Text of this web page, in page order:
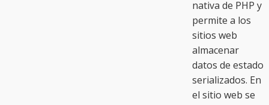
nativa de PHP y
permite a los
sitios web
almacenar
datos de estado
serializados. En
el sitio web se